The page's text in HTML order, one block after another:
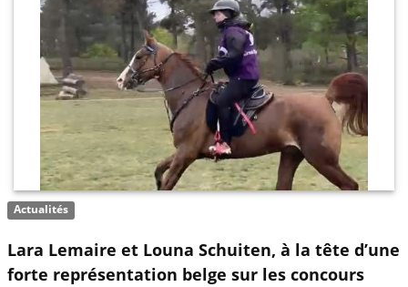
Actualités
Lara Lemaire et Louna Schuiten, à la tête d’une
forte représentation belge sur les concours